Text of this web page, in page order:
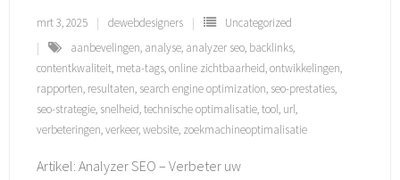
mrt 3, 2025 dewebdesigners
Uncategorized
aanbevelingen, analyse, analyzer seo, backlinks,
contentkwaliteit, meta-tags,online zichtbaarheid,ontwikkelingen,
rapporten, resultaten, search engine optimization, seo-prestaties,
seo-strategie, snelheid,technische optimalisatie,tool, url,
verbeteringen,verkeer,website, zoekmachineoptimalisatie
Artikel: Analyzer SEO – Verbeter uw